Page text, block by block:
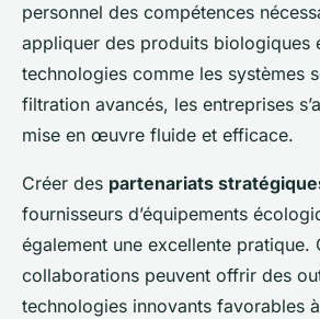
personnel des compétences
appliquer des produits biologiques
technologies comme les systèmes
filtration avancés, les entreprises
mise en œuvre fluide et efficace.
Créer des partenariats
fournisseurs d’équipements
également une excellente pratique.
collaborations peuvent offrir des
technologies innovants favorables